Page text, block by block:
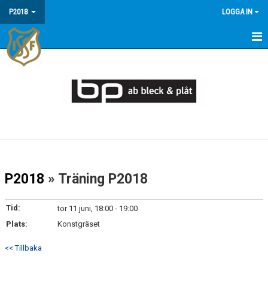
P2018 LOGGA IN
HEM
P2018 » Träning P2018
Tid:
tor 11 juni, 18:00 - 19:00
Plats:
Konstgräset
<< Tillbaka